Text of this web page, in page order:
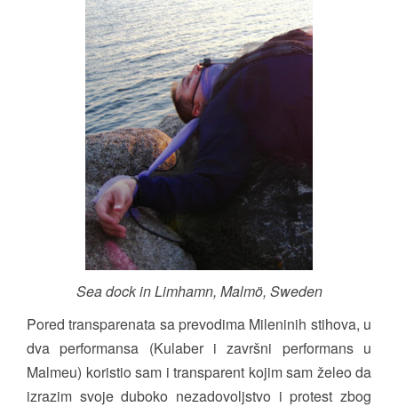
Sea dock in Limhamn, Malmö, Sweden
Pored transparenata sa prevodima Mileninih stihova, u
dva performansa (Kulaber i završni performans u
Malmeu) koristio sam i transparent kojim sam želeo da
izrazim svoje duboko nezadovoljstvo i protest zbog